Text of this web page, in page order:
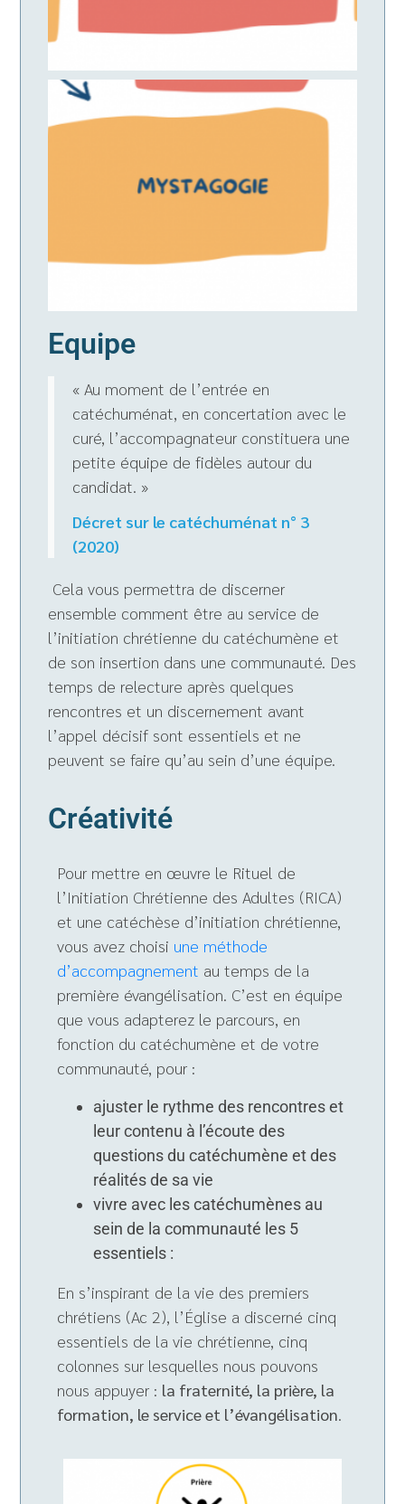
Equipe
« Au moment de l’entrée en
catéchuménat, en concertation avec le
curé, l’accompagnateur constituera une
petite équipe de fidèles autour du
candidat. »
Décret sur le catéchuménat n° 3
(2020)
Cela vous permettra de discerner
ensemble comment être au service de
l’initiation chrétienne du catéchumène et
de son insertion dans une communauté. Des
temps de relecture après quelques
rencontres et un discernement avant
l’appel décisif sont essentiels et ne
peuvent se faire qu’au sein d’une équipe.
Créativité
Pour mettre en œuvre le Rituel de
l’Initiation Chrétienne des Adultes (RICA)
et une catéchèse d’initiation chrétienne,
vous avez choisi une méthode
d’accompagnement au temps de la
première évangélisation. C’est en équipe
que vous adapterez le parcours, en
fonction du catéchumène et de votre
communauté, pour :
ajuster le rythme des rencontres et
leur contenu à l’écoute des
questions du catéchumène et des
réalités de sa vie
vivre avec les catéchumènes au
sein de la communauté les 5
essentiels :
En s’inspirant de la vie des premiers
chrétiens (Ac 2), l’Église a discerné cinq
essentiels de la vie chrétienne, cinq
colonnes sur lesquelles nous pouvons
nous appuyer : la fraternité, la prière, la
formation, le service et l’évangélisation.